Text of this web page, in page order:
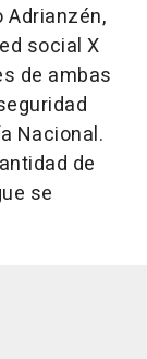
Adrianzén,
social X
de ambas
Nacional.
de
se